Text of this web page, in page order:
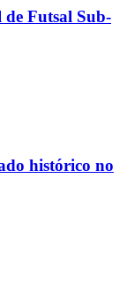
de Futsal Sub-
histórico no